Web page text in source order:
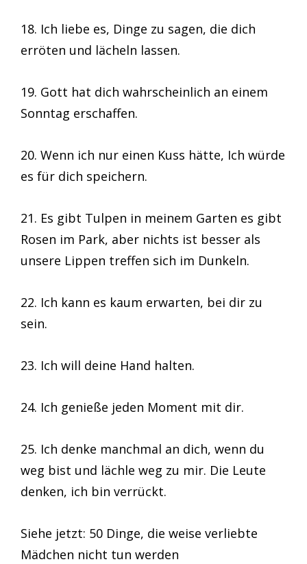
18. Ich liebe es, Dinge zu sagen, die dich
erröten und lächeln lassen.
19. Gott hat dich wahrscheinlich an einem
Sonntag erschaffen.
20. Wenn ich nur einen Kuss hätte, Ich würde
es für dich speichern.
21. Es gibt Tulpen in meinem Garten es gibt
Rosen im Park, aber nichts ist besser als
unsere Lippen treffen sich im Dunkeln.
22. Ich kann es kaum erwarten, bei dir zu
sein.
23. Ich will deine Hand halten.
24. Ich genieße jeden Moment mit dir.
25. Ich denke manchmal an dich, wenn du
weg bist und lächle weg zu mir. Die Leute
denken, ich bin verrückt.
Siehe jetzt: 50 Dinge, die weise verliebte
Mädchen nicht tun werden